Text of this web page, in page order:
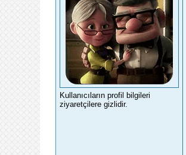
Kullanıcıların profil bilgileri
ziyaretçilere gizlidir.